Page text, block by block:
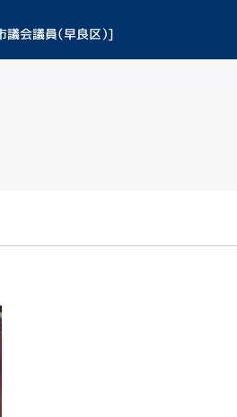
会議員（早良区）]